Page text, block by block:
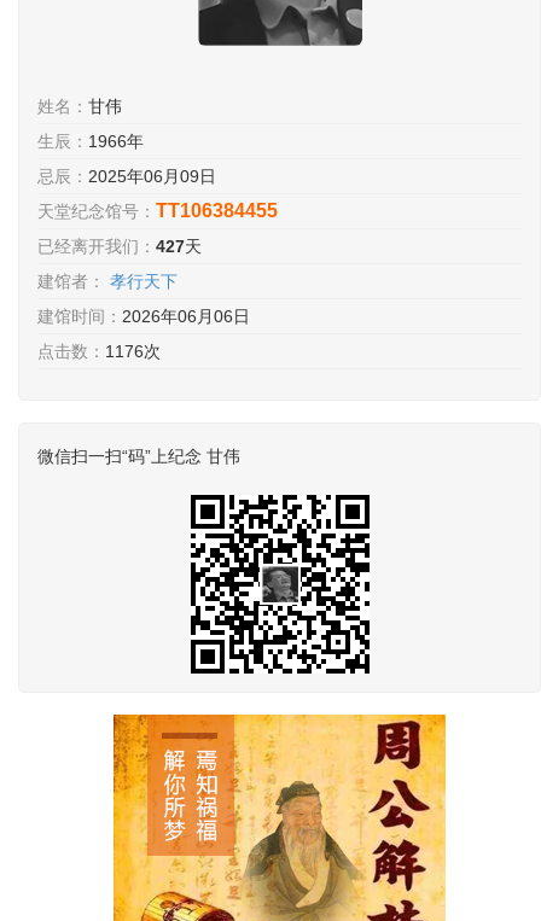
姓名： 甘伟
生辰： 1966年
忌辰： 2025年06月09日
天堂纪念馆号： TT106384455
已经离开我们： 427天
建馆者：
孝行天下
建馆时间： 2026年06月06日
点击数： 1176次
微信扫一扫“码”上纪念 甘伟